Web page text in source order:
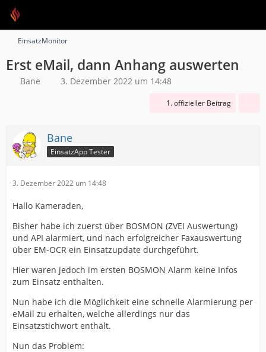
EinsatzMonitor
Erst eMail, dann Anhang auswerten
Bane 3. Dezember 2022 um 14:48
1. offizieller Beitrag
Bane
EinsatzApp Tester
3. Dezember 2022 um 14:48
Hallo Kameraden,
Bisher habe ich zuerst über BOSMON (ZVEI Auswertung)
und API alarmiert, und nach erfolgreicher Faxauswertung
über EM-OCR ein Einsatzupdate durchgeführt.
Hier waren jedoch im ersten BOSMON Alarm keine Infos
zum Einsatz enthalten.
Nun habe ich die Möglichkeit eine schnelle Alarmierung per
eMail zu erhalten, welche allerdings nur das
Einsatzstichwort enthält.
Nun das Problem: